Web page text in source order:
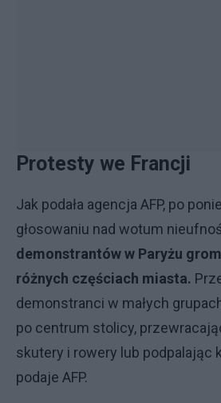
Protesty we Francji
Jak podała agencja AFP, po
głosowaniu nad wotum
demonstrantów w Paryżu
różnych częściach miasta.
demonstranci w małych
po centrum stolicy,
skutery i rowery lub podpalając
podaje AFP.